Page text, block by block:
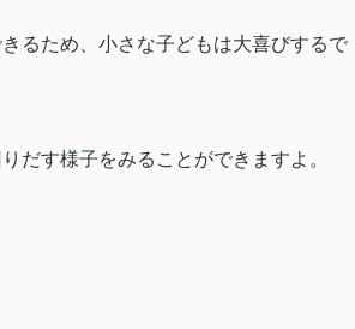
るため、小さな子どもは大喜びするで
だす様子をみることができますよ。